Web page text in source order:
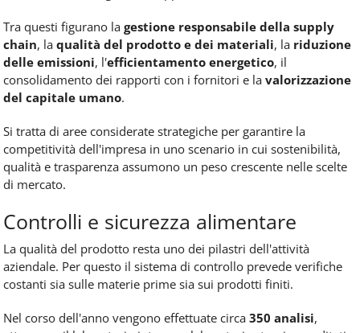
Tra questi figurano la gestione responsabile della supply
chain, la qualità del prodotto e dei materiali, la riduzione
delle emissioni, l'efficientamento energetico, il
consolidamento dei rapporti con i fornitori e la valorizzazione
del capitale umano.
Si tratta di aree considerate strategiche per garantire la
competitività dell'impresa in uno scenario in cui sostenibilità,
qualità e trasparenza assumono un peso crescente nelle scelte
di mercato.
Controlli e sicurezza alimentare
La qualità del prodotto resta uno dei pilastri dell'attività
aziendale. Per questo il sistema di controllo prevede verifiche
costanti sia sulle materie prime sia sui prodotti finiti.
Nel corso dell'anno vengono effettuate circa 350 analisi,